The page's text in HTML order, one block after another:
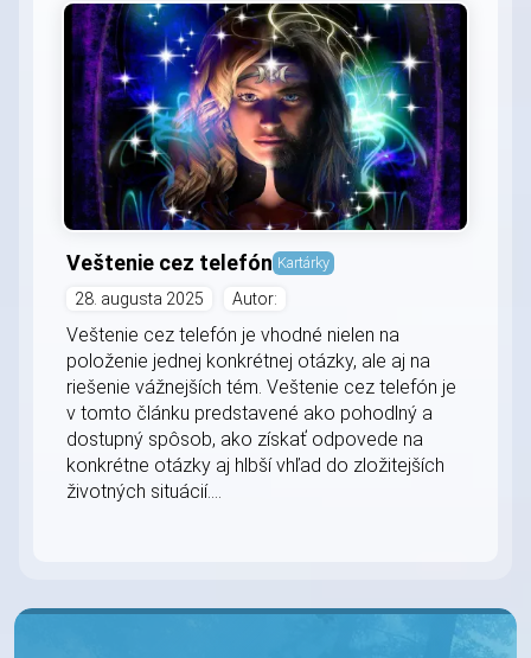
Veštenie cez telefón Kartárky
28. augusta 2025 Autor:
Veštenie cez telefón je vhodné nielen na
položenie jednej konkrétnej otázky, ale aj na
riešenie vážnejších tém. Veštenie cez telefón je
v tomto článku predstavené ako pohodlný a
dostupný spôsob, ako získať odpovede na
konkrétne otázky aj hlbší vhľad do zložitejších
životných situácií....